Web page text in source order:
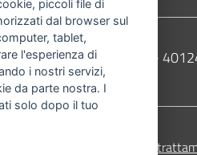
Piazza Maggiore, 6 -
Informativa sul
piccoli file di
dal browser sul
tablet,
l'esperienza di
i nostri servizi,
da parte nostra. I
solo dopo il tuo